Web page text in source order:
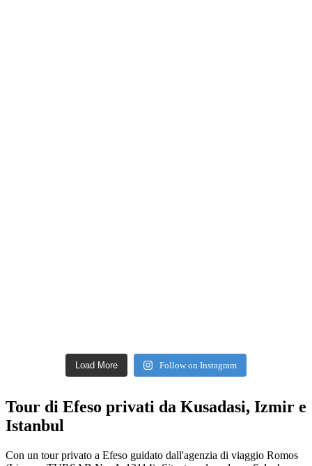
Load More Follow on Instagram
Tour di Efeso privati da Kusadasi, Izmir e
Istanbul
Con un tour privato a Efeso guidato dall'agenzia di viaggio Romos